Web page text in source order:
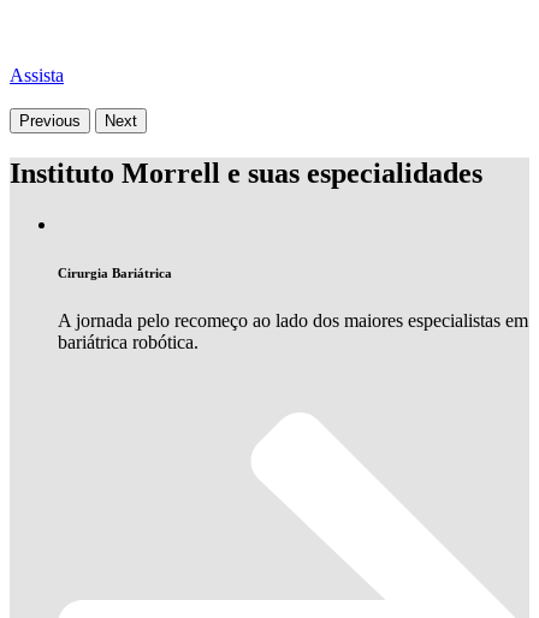
Assista
Previous Next
Instituto Morrell e suas especialidades
Cirurgia Bariátrica
A jornada pelo recomeço ao lado dos maiores especialistas em
bariátrica robótica.